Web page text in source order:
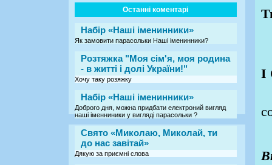
Останні коментарі
Набір «Наші іменинники»
Як замовити парасольки Наші іменинники?
Розтяжка "Моя сім'я, моя родина
- в житті і долі України!"
Хочу таку розяжку
Набір «Наші іменинники»
Доброго дня, можна придбати електроний вигляд
наші іменниники у вигляді парасольки ?
Свято «Миколаю, Миколай, ти
до нас завітай»
Дякую за приємні слова
І